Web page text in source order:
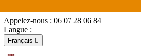
Appelez-nous : 06 07 28 06 84
Langue :
Français 